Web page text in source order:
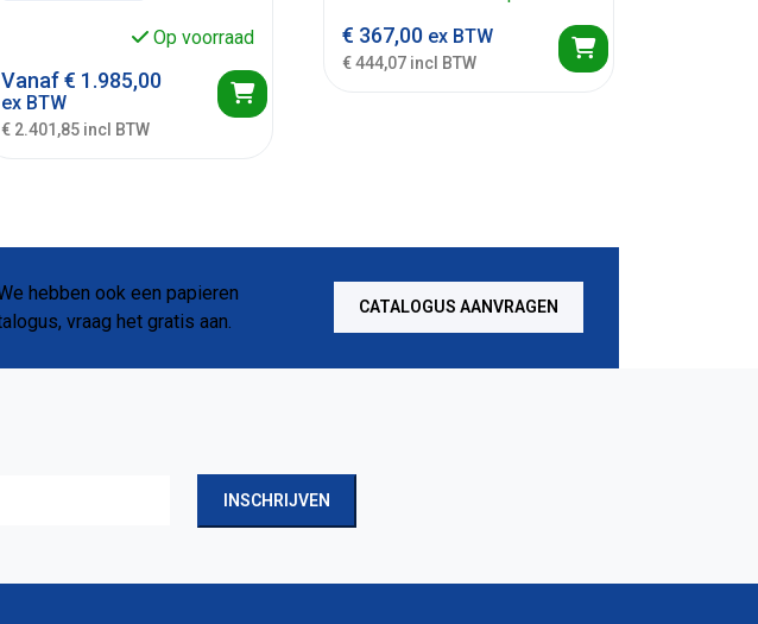
Op voorraad
Vanaf€ 1.985,00
ex BTW
€ 2.401,85 incl BTW
€ 367,00 ex BTW
€ 444,07 incl BTW
CATALOGUS AANVRAGEN
INSCHRIJVEN